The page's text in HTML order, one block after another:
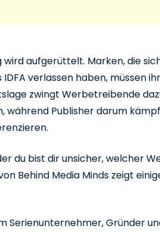
wird aufgerüttelt. Marken, die
verlassen haben, müssen
zwingt Werbetreibende
während Publisher darum
du bist dir unsicher, welcher
Behind Media Minds zeigt
Serienunternehmer, Gründer